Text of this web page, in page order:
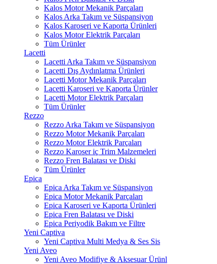
Kalos Motor Mekanik Parçaları
Kalos Arka Takım ve Süspansiyon
Kalos Karoseri ve Kaporta Ürünleri
Kalos Motor Elektrik Parçaları
Tüm Ürünler
Lacetti
Lacetti Arka Takım ve Süspansiyon
Lacetti Dış Aydınlatma Ürünleri
Lacetti Motor Mekanik Parçaları
Lacetti Karoseri ve Kaporta Ürünler
Lacetti Motor Elektrik Parçaları
Tüm Ürünler
Rezzo
Rezzo Arka Takım ve Süspansiyon
Rezzo Motor Mekanik Parçaları
Rezzo Motor Elektrik Parçaları
Rezzo Karoser iç Trim Malzemeleri
Rezzo Fren Balatası ve Diski
Tüm Ürünler
Epica
Epica Arka Takım ve Süspansiyon
Epica Motor Mekanik Parçaları
Epica Karoseri ve Kaporta Ürünleri
Epica Fren Balatası ve Diski
Epica Periyodik Bakım ve Filtre
Yeni Captiva
Yeni Captiva Multi Medya & Ses Sis
Yeni Aveo
Yeni Aveo Modifiye & Aksesuar Ürünl